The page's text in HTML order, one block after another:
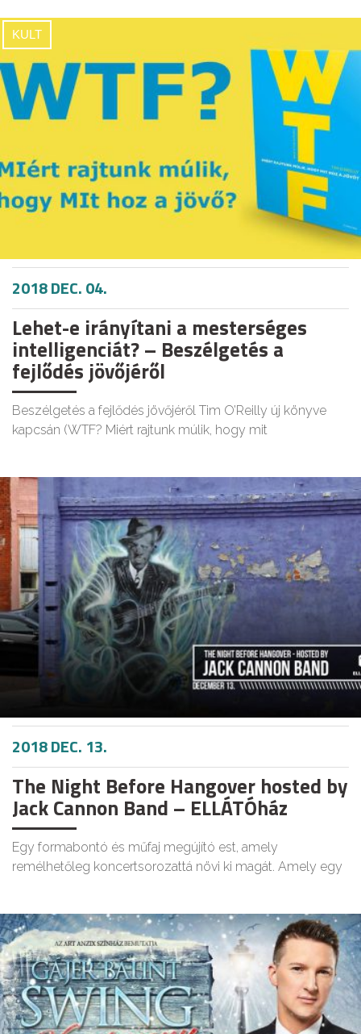
KULT
2018 DEC. 04.
Lehet-e irányítani a mesterséges
intelligenciát? – Beszélgetés a
fejlődés jövőjéről
Beszélgetés a fejlődés jövőjéről Tim O’Reilly új könyve
kapcsán (WTF? Miért rajtunk múlik, hogy mit
2018 DEC. 13.
The Night Before Hangover hosted by
Jack Cannon Band – ELLÁTÓház
Egy formabontó és műfaj megújító est, amely
remélhetőleg koncertsorozattá növi ki magát. Amely egy